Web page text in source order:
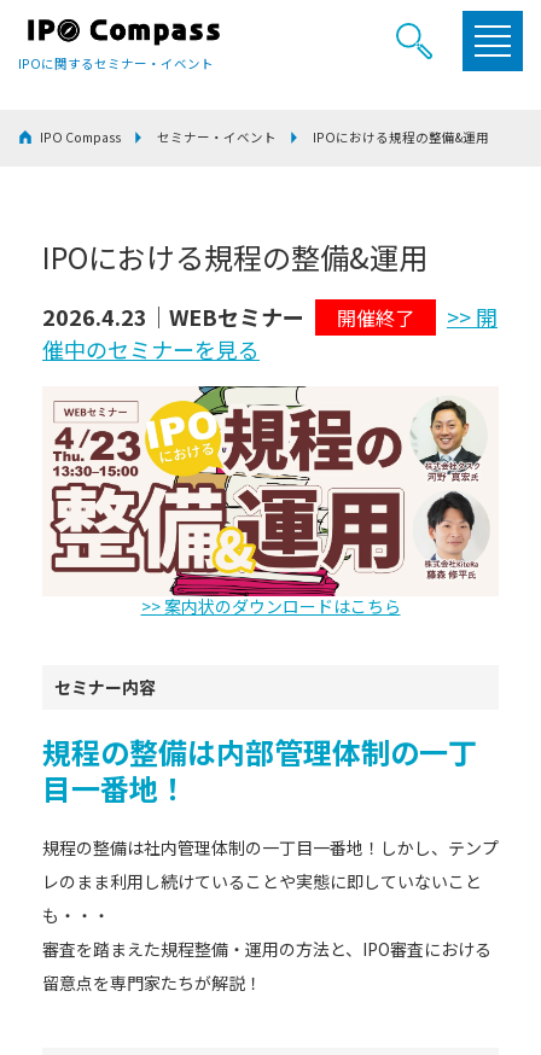
IPOに関するセミナー・イベント
IPO Compass セミナー・イベント IPOにおける規程の整備&運用
IPOにおける規程の整備&運用
2026.4.23｜WEBセミナー 開催終了
>> 開
催中のセミナーを見る
>> 案内状のダウンロードはこちら
セミナー内容
規程の整備は内部管理体制の一丁
目一番地！
規程の整備は社内管理体制の一丁目一番地！しかし、テンプ
レのまま利用し続けていることや実態に即していないこと
も・・・
審査を踏まえた規程整備・運用の方法と、IPO審査における
留意点を専門家たちが解説！